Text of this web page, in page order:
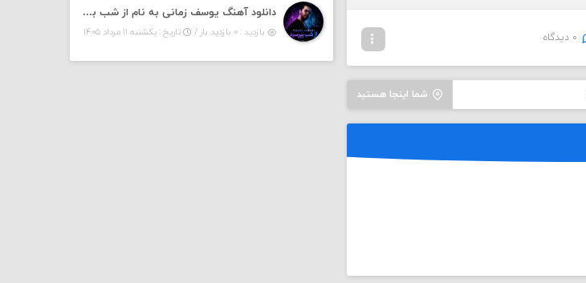
۰ دیدگاه
شما اینجا هستید
دانلود آهنگ یوسف زمانی به نام از شب بپرسین میگه چه روزگاری دارم
بازدید : ۰ بازدید بار / تاریخ : یکشنبه ۱۱ مرداد ۱۴۰۵